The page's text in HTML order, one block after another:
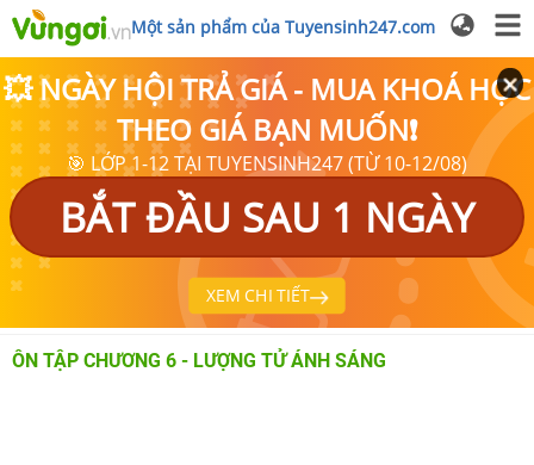
Một sản phẩm của Tuyensinh247.com
💥 NGÀY HỘI TRẢ GIÁ - MUA KHOÁ HỌC
THEO GIÁ BẠN MUỐN❗
🎯 LỚP 1-12 TẠI TUYENSINH247 (TỪ 10-12/08)
BẮT ĐẦU SAU 1 NGÀY
XEM CHI TIẾT
ÔN TẬP CHƯƠNG 6 - LƯỢNG TỬ ÁNH SÁNG